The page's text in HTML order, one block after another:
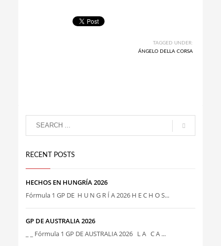
TAGGED UNDER:
ÁNGELO DELLA CORSA
RECENT POSTS
HECHOS EN HUNGRÍA 2026
Fórmula 1 GP DE H U N G R Í A 2026 H E C H O S...
GP DE AUSTRALIA 2026
_ _ Fórmula 1 GP DE AUSTRALIA 2026 L A C A ...